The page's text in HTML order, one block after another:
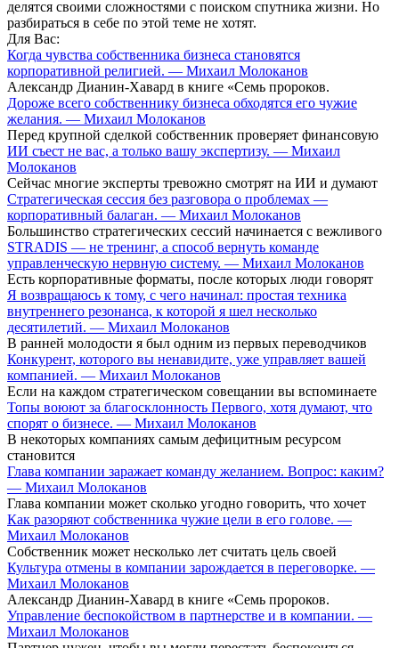
делятся своими сложностями с поиском спутника жизни. Но
разбираться в себе по этой теме не хотят.
Для Вас:
Когда чувства собственника бизнеса становятся
корпоративной религией. — Михаил Молоканов
Александр Дианин-Хавард в книге «Семь пророков.
Дороже всего собственнику бизнеса обходятся его чужие
желания. — Михаил Молоканов
Перед крупной сделкой собственник проверяет финансовую
ИИ съест не вас, а только вашу экспертизу. — Михаил
Молоканов
Сейчас многие эксперты тревожно смотрят на ИИ и думают
Стратегическая сессия без разговора о проблемах —
корпоративный балаган. — Михаил Молоканов
Большинство стратегических сессий начинается с вежливого
STRADIS — не тренинг, а способ вернуть команде
управленческую нервную систему. — Михаил Молоканов
Есть корпоративные форматы, после которых люди говорят
Я возвращаюсь к тому, с чего начинал: простая техника
внутреннего резонанса, к которой я шел несколько
десятилетий. — Михаил Молоканов
В ранней молодости я был одним из первых переводчиков
Конкурент, которого вы ненавидите, уже управляет вашей
компанией. — Михаил Молоканов
Если на каждом стратегическом совещании вы вспоминаете
Топы воюют за благосклонность Первого, хотя думают, что
спорят о бизнесе. — Михаил Молоканов
В некоторых компаниях самым дефицитным ресурсом
становится
Глава компании заражает команду желанием. Вопрос: каким?
— Михаил Молоканов
Глава компании может сколько угодно говорить, что хочет
Как разоряют собственника чужие цели в его голове. —
Михаил Молоканов
Собственник может несколько лет считать цель своей
Культура отмены в компании зарождается в переговорке. —
Михаил Молоканов
Александр Дианин-Хавард в книге «Семь пророков.
Управление беспокойством в партнерстве и в компании. —
Михаил Молоканов